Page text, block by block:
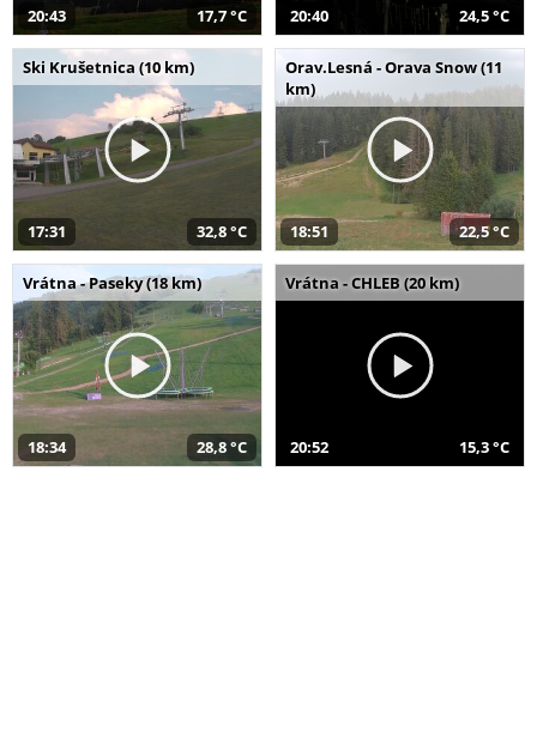
20:43 17,7 °C 20:40 24,5 °C
Ski Krušetnica (10 km)
17:31 32,8 °C
Orav.Lesná - Orava Snow (11
km)
18:51 22,5 °C
Vrátna - Paseky (18 km)
18:34 28,8 °C
Vrátna - CHLEB (20 km)
20:52 15,3 °C